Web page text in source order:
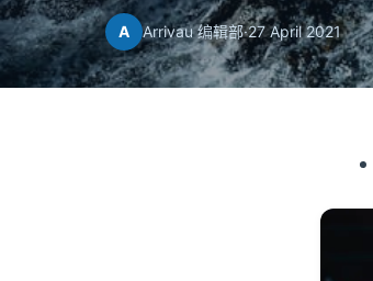
A Arrivau 编辑部·27 April 2021